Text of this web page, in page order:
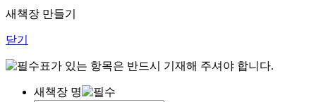
새책장 만들기
닫기
표가 있는 항목은 반드시 기재해 주셔야 합니다.
새책장 명